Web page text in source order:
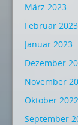
März 2023
Februar 2023
Januar 2023
Dezember
November
Oktober 2022
September